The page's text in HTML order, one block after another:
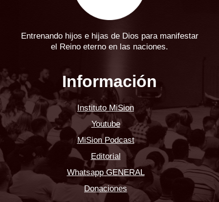
Entrenando hijos e hijas de Dios para manifestar
el Reino eterno en las naciones.
Información
Instituto MiSion
Youtube
MiSion Podcast
Editorial
Whatsapp GENERAL
Donaciones